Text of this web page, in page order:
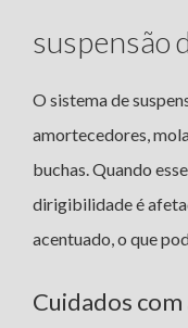
suspensão
O sistema de
amortecedores,
buchas. Quando
dirigibilidade é
acentuado, o que
Cuidados